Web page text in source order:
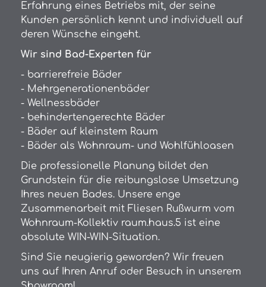
Erfahrung eines Betriebs mit, der seine
Kunden persönlich kennt und individuell auf
deren Wünsche eingeht.
Wir sind Bad-Experten für
- barrierefreie Bäder
- Mehrgenerationenbäder
- Wellnessbäder
- behindertengerechte Bäder
- Bäder auf kleinstem Raum
- Bäder als Wohnraum- und Wohlfühloasen
Die professionelle Planung bildet den
Grundstein für die reibungslose Umsetzung
Ihres neuen Bades. Unsere enge
Zusammenarbeit mit Fliesen Rußwurm vom
Wohnraum-Kollektiv raum.haus.5 ist eine
absolute WIN-WIN-Situation.
Sind Sie neugierig geworden? Wir freuen
uns auf Ihren Anruf oder Besuch in unserem